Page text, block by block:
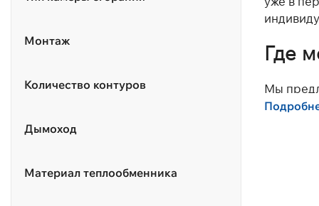
Монтаж
Количество контуров
Дымоход
Материал теплообменника
Где
Мы
Navien,